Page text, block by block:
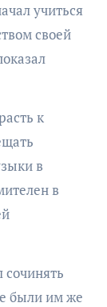
учиться
своей
к
в
в
были им же